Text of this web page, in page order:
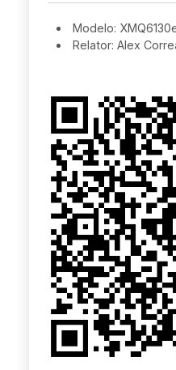
Modelo:
Relator: Alex